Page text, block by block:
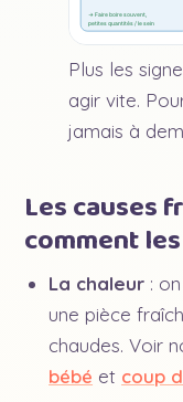
→ Faire boire souvent,
petites quantités / le sein
Plus les
agir vite.
jamais à
Les causes
comment
La chaleur :
une pièce
chaudes. Voir
bébé et coup